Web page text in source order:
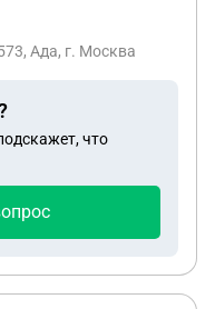
на младшую
Кого и как
отозвать он
РФ? Есть ли
Ада, г. Москва
что